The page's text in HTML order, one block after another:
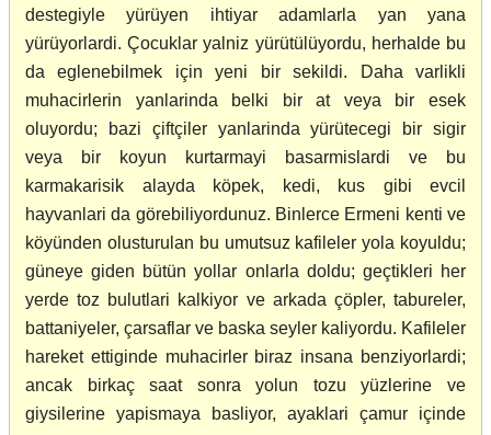
destegiyle yürüyen ihtiyar adamlarla yan yana
yürüyorlardi. Çocuklar yalniz yürütülüyordu, herhalde bu
da eglenebilmek için yeni bir sekildi. Daha varlikli
muhacirlerin yanlarinda belki bir at veya bir esek
oluyordu; bazi çiftçiler yanlarinda yürütecegi bir sigir
veya bir koyun kurtarmayi basarmislardi ve bu
karmakarisik alayda köpek, kedi, kus gibi evcil
hayvanlari da görebiliyordunuz. Binlerce Ermeni kenti ve
köyünden olusturulan bu umutsuz kafileler yola koyuldu;
güneye giden bütün yollar onlarla doldu; geçtikleri her
yerde toz bulutlari kalkiyor ve arkada çöpler, tabureler,
battaniyeler, çarsaflar ve baska seyler kaliyordu. Kafileler
hareket ettiginde muhacirler biraz insana benziyorlardi;
ancak birkaç saat sonra yolun tozu yüzlerine ve
giysilerine yapismaya basliyor, ayaklari çamur içinde